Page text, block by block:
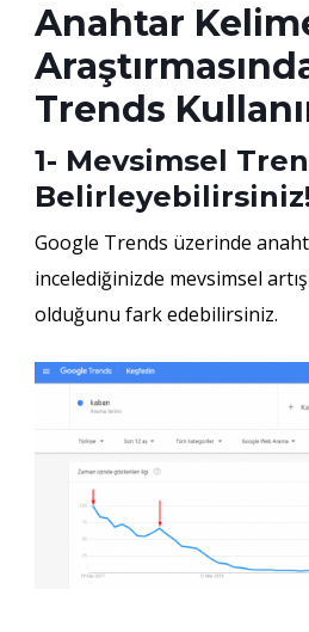
Anahtar
Trends
1- Mevsimsel
Google Trends üzerinde
incelediğinizde mevsimsel
olduğunu fark edebilirsiniz.